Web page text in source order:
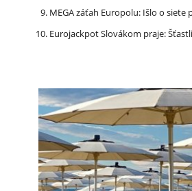
MEGA záťah Europolu: Išlo o
Eurojackpot Slovákom praje: